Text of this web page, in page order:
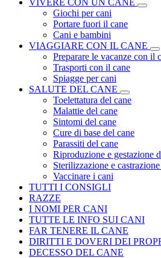
VIVERE CON UN CANE
Giochi per cani
Portare fuori il cane
Cani e bambini
VIAGGIARE CON IL CANE
Preparare le vacanze con il
Trasporti con il cane
Spiagge per cani
SALUTE DEL CANE
Toelettatura del cane
Malattie del cane
Sintomi del cane
Cure di base del cane
Parassiti del cane
Riproduzione e gestazione
Sterilizzazione e
Vaccinare i cani
TUTTI I CONSIGLI
RAZZE
I NOMI PER CANI
TUTTE LE INFO SUI CANI
FAR TENERE IL CANE
DIRITTI E DOVERI DEI
DECESSO DEL CANE